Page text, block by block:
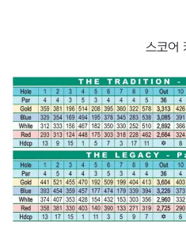
스코어